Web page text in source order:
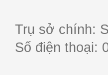
Trụ sở chính:
Số điện thoại: